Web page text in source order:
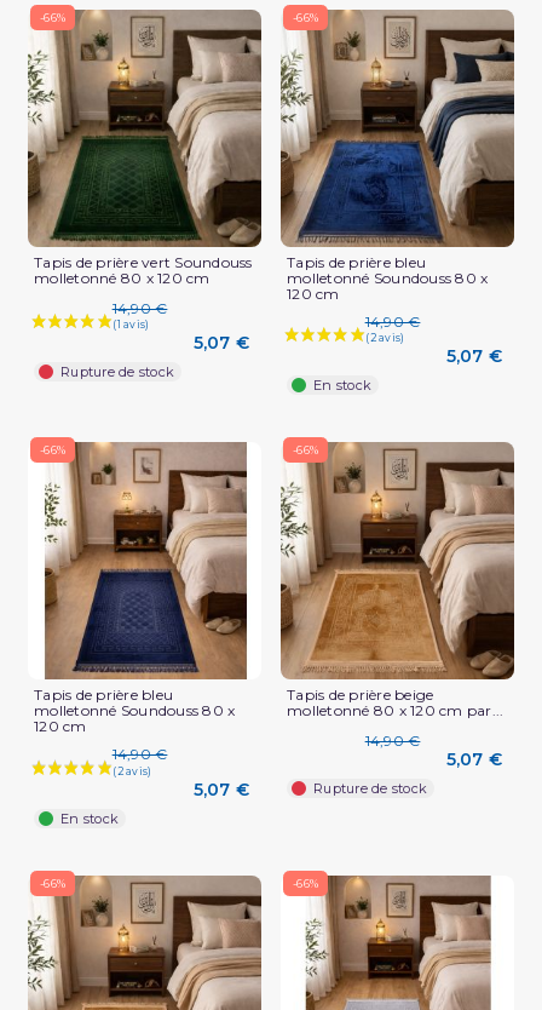
-66%
Tapis de prière vert Soundouss
molletonné 80 x 120 cm
14,90 €
5,07 €
Rupture de stock
-66%
Tapis de prière bleu
molletonné Soundouss 80 x
120 cm
14,90 €
5,07 €
En stock
-66%
Tapis de prière bleu
molletonné Soundouss 80 x
120 cm
14,90 €
5,07 €
En stock
-66%
Tapis de prière beige
molletonné 80 x 120 cm par...
14,90 €
5,07 €
Rupture de stock
-66% -66%